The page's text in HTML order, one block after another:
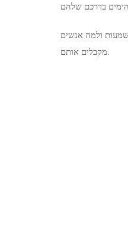
ולמה אנשים
מקבלים אותם.